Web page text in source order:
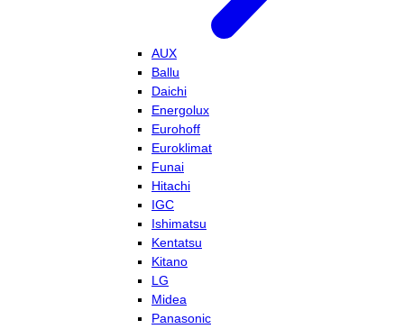
AUX
Ballu
Daichi
Energolux
Eurohoff
Euroklimat
Funai
Hitachi
IGC
Ishimatsu
Kentatsu
Kitano
LG
Midea
Panasonic